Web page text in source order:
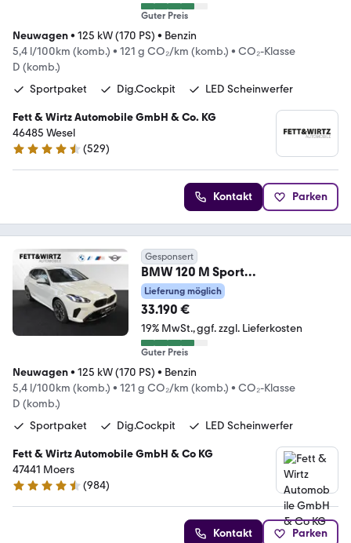
Guter Preis
Neuwagen• 125 kW (170 PS) • Benzin
5,4 l/100km (komb.) • 121 g CO₂/km (komb.) • CO₂-Klasse
D (komb.)
Sportpaket
Dig.Cockpit LED Scheinwerfer
Fett & Wirtz Automobile GmbH & Co. KG
46485 Wesel
4.5 Sterne
(529)
Kontakt Parken
Gesponsert
BMW 120 M Sport
Exterieur|DrivingAssist.|Parkass.
Lieferung möglich
33.190 €
19% MwSt. ggf. zzgl. Lieferkosten
Guter Preis
Neuwagen• 125 kW (170 PS) • Benzin
5,4 l/100km (komb.) • 121 g CO₂/km (komb.) • CO₂-Klasse
D (komb.)
Sportpaket
Dig.Cockpit LED Scheinwerfer
Fett & Wirtz Automobile GmbH & Co KG
47441 Moers
4.4 Sterne
(984)
Kontakt Parken